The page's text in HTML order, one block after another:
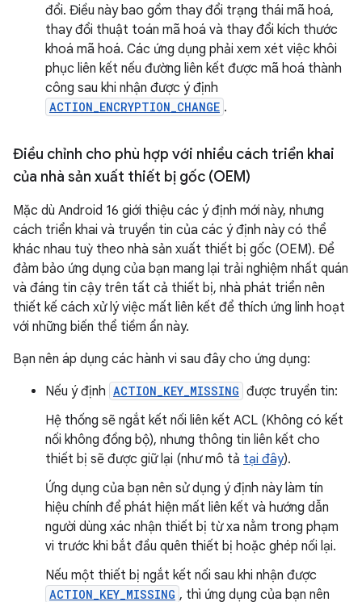
đổi. Điều này bao gồm thay đổi trạng thái mã hoá,
thay đổi thuật toán mã hoá và thay đổi kích thước
khoá mã hoá. Các ứng dụng phải xem xét việc khôi
phục liên kết nếu đường liên kết được mã hoá thành
công sau khi nhận được ý định
ACTION_ENCRYPTION_CHANGE .
Điều chỉnh cho phù hợp với nhiều cách triển khai
của nhà sản xuất thiết bị gốc (OEM)
Mặc dù Android 16 giới thiệu các ý định mới này, nhưng
cách triển khai và truyền tin của các ý định này có thể
khác nhau tuỳ theo nhà sản xuất thiết bị gốc (OEM). Để
đảm bảo ứng dụng của bạn mang lại trải nghiệm nhất quán
và đáng tin cậy trên tất cả thiết bị, nhà phát triển nên
thiết kế cách xử lý việc mất liên kết để thích ứng linh hoạt
với những biến thể tiềm ẩn này.
Bạn nên áp dụng các hành vi sau đây cho ứng dụng:
Nếu ý định ACTION_KEY_MISSING được truyền tin:
Hệ thống sẽ ngắt kết nối liên kết ACL (Không có kết
nối không đồng bộ), nhưng thông tin liên kết cho
thiết bị sẽ được giữ lại (như mô tả tại đây).
Ứng dụng của bạn nên sử dụng ý định này làm tín
hiệu chính để phát hiện mất liên kết và hướng dẫn
người dùng xác nhận thiết bị từ xa nằm trong phạm
vi trước khi bắt đầu quên thiết bị hoặc ghép nối lại.
Nếu một thiết bị ngắt kết nối sau khi nhận được
ACTION_KEY_MISSING , thì ứng dụng của bạn nên